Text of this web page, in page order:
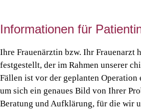
Informationen für
Ihre Frauenärztin bzw. Ihr Frauenarzt
festgestellt, der im Rahmen unserer
Fällen ist vor der geplanten
um sich ein genaues Bild von Ihrer
Beratung und Aufklärung, für die wir